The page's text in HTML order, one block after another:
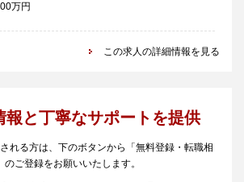
万円
この求人の詳細情報を見る
報と丁寧なサポートを提供
れる方は、下のボタンから「無料登録・転職相
のご登録をお願いいたします。